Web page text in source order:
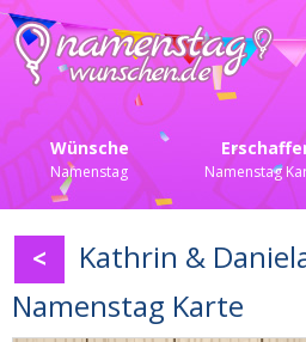
Wünsche
Namenstag Namenstag
<
Kathrin &
Namenstag Karte